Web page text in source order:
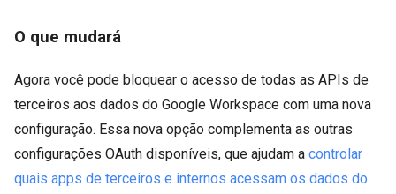
O que mudará
Agora você pode bloquear o acesso de todas as APIs de
terceiros aos dados do Google Workspace com uma nova
configuração. Essa nova opção complementa as outras
configurações OAuth disponíveis, que ajudam a controlar
quais apps de terceiros e internos acessam os dados do